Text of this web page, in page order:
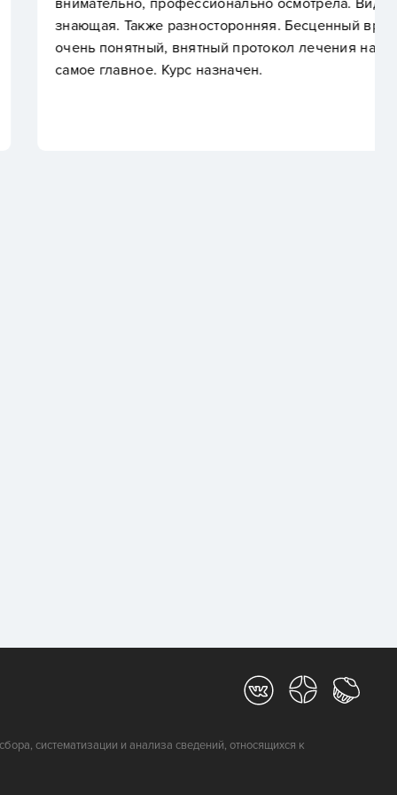
Бесценный врач! По итогу мы получили
протокол лечения на ближайшие полгода, это
систематизации и анализа сведений, относящихся к